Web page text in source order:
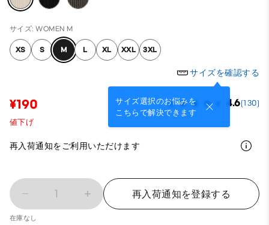
サイズ: WOMEN M
XS S M L XL XXL 3XL
サイズを確認する
サイズ選択のお悩みを
こちらで解決できます
¥190 4.6(130)
値下げ
再入荷通知をご利用いただけます
1 再入荷通知を登録する
在庫なし